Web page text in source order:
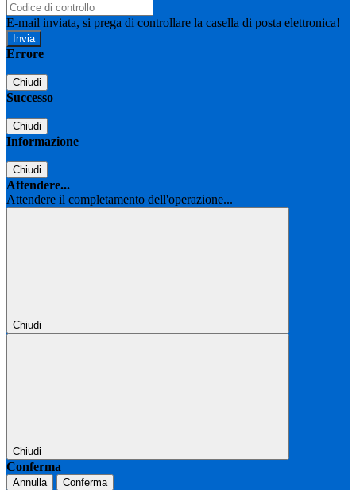
E-mail inviata, si prega di controllare la casella di posta elettronica!
Errore
Chiudi
Successo
Chiudi
Informazione
Chiudi
Attendere...
Attendere il completamento dell'operazione...
Chiudi
Chiudi
Conferma
Annulla Conferma